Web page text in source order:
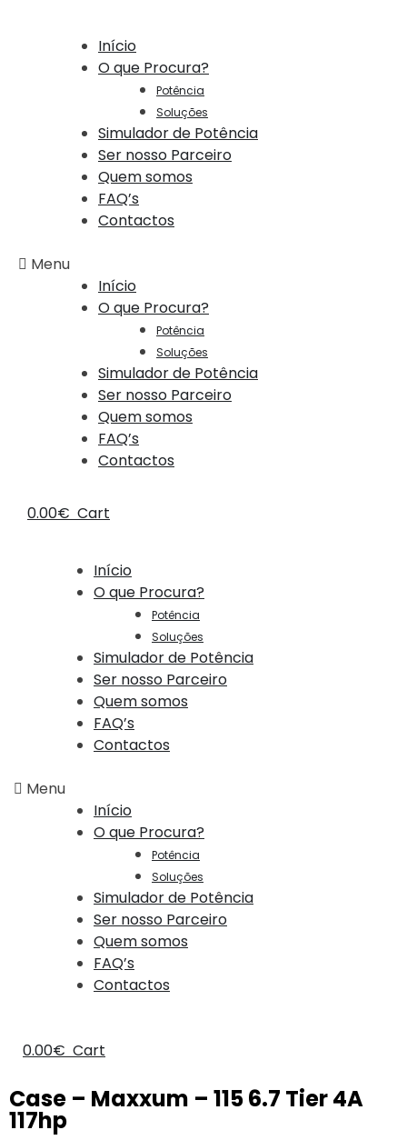
Início
O que Procura?
Potência
Soluções
Simulador de Potência
Ser nosso Parceiro
Quem somos
FAQ’s
Contactos
Menu
Início
O que Procura?
Potência
Soluções
Simulador de Potência
Ser nosso Parceiro
Quem somos
FAQ’s
Contactos
0.00€ Cart
Início
O que Procura?
Potência
Soluções
Simulador de Potência
Ser nosso Parceiro
Quem somos
FAQ’s
Contactos
Menu
Início
O que Procura?
Potência
Soluções
Simulador de Potência
Ser nosso Parceiro
Quem somos
FAQ’s
Contactos
0.00€ Cart
Case – Maxxum – 115 6.7 Tier 4A
117hp